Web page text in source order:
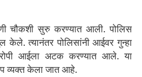
चौकशी सुरु करण्यात आली. पोलिस
त्यानंतर पोलिसांनी आईवर गुन्हा
आईला अटक करण्यात आले. या
व्यक्त केला जात आहे.